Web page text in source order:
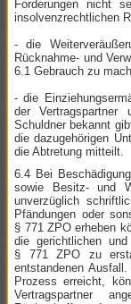
Forderungen nicht
insolvenzrechtlichen
- die
Rücknahme- und
6.1 Gebrauch zu
- die
der Vertragspartner
Schuldner bekannt
die dazugehörigen
die Abtretung mitteilt.
6.4 Bei
sowie Besitz- und
unverzüglich
Pfändungen oder
§ 771 ZPO erheben
die gerichtlichen
§ 771 ZPO zu
entstandenen
Prozess erreicht,
Vertragspartner